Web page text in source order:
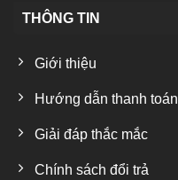
THÔNG TIN
Giới thiệu
Hướng dẫn thanh toán
Giải đáp thắc mắc
Chính sách đổi trả